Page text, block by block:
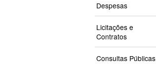
Despesas
Licitações e
Contratos
Consultas Públicas